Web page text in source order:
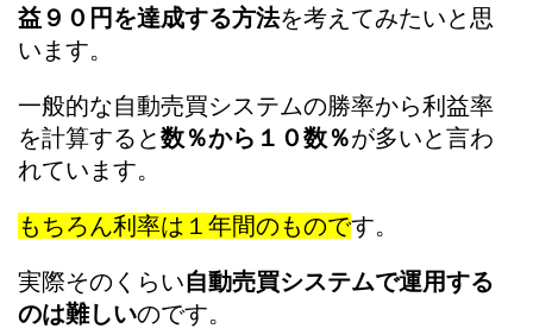
益９０円を達成する方法を考えてみたいと思
います。
一般的な自動売買システムの勝率から利益率
を計算すると数％から１０数％が多いと言わ
れています。
もちろん利率は１年間のものです。
実際そのくらい自動売買システムで運用する
のは難しいのです。